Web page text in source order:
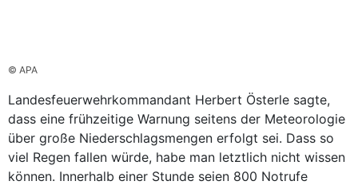
© APA
Landesfeuerwehrkommandant Herbert Österle sagte,
dass eine frühzeitige Warnung seitens der Meteorologie
über große Niederschlagsmengen erfolgt sei. Dass so
viel Regen fallen würde, habe man letztlich nicht wissen
können. Innerhalb einer Stunde seien 800 Notrufe